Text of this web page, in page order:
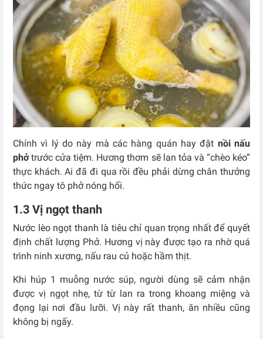
Chính vì lý do này mà các hàng quán hay đặt nồi nấu
phởtrước cửa tiệm. Hương thơm sẽ lan tỏa và “chèo kéo”
thực khách. Ai đã đi qua rồi đều phải dừng chân thưởng
thức ngay tô phở nóng hổi.
1.3 Vị ngọt thanh
Nước lèo ngọt thanh là tiêu chỉ quan trọng nhất để quyết
định chất lượng Phở. Hương vị này được tạo ra nhờ quá
trình ninh xương, nấu rau củ hoặc hầm thịt.
Khi húp 1 muỗng nước súp, người dùng sẽ cảm nhận
được vị ngọt nhẹ, từ từ lan ra trong khoang miệng và
đọng lại nơi đầu lưỡi. Vị này rất thanh, ăn nhiều cũng
không bị ngấy.